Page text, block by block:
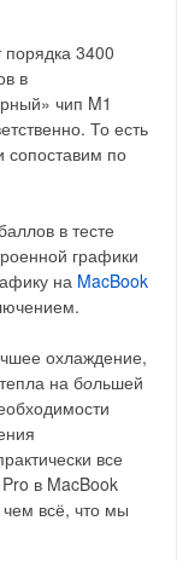
порядка 3400
в
чип M1
То есть
сопоставим по
в тесте
графики
на MacBook
охлаждение,
на большей
все
в MacBook
всё, что мы